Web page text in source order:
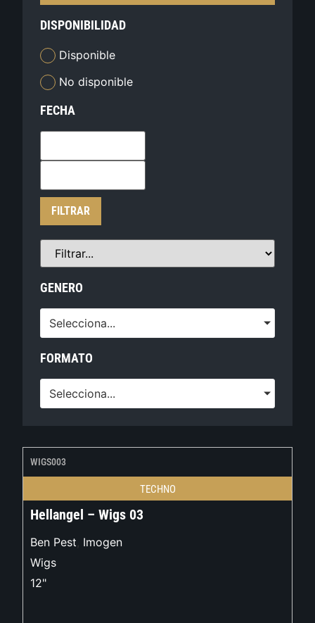
DISPONIBILIDAD
Disponible
No disponible
FECHA
FILTRAR
GENERO
Selecciona...
FORMATO
Selecciona...
WIGS003
TECHNO
Hellangel – Wigs 03
Ben Pest, Imogen
Wigs
12"